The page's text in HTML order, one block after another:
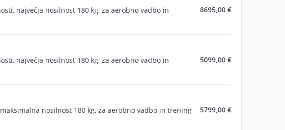
največja nosilnost 180 kg, za aerobno vadbo in
8695,00 €
največja nosilnost 180 kg, za aerobno vadbo in
5099,00 €
nosilnost 180 kg, za aerobno vadbo in trening
5799,00 €